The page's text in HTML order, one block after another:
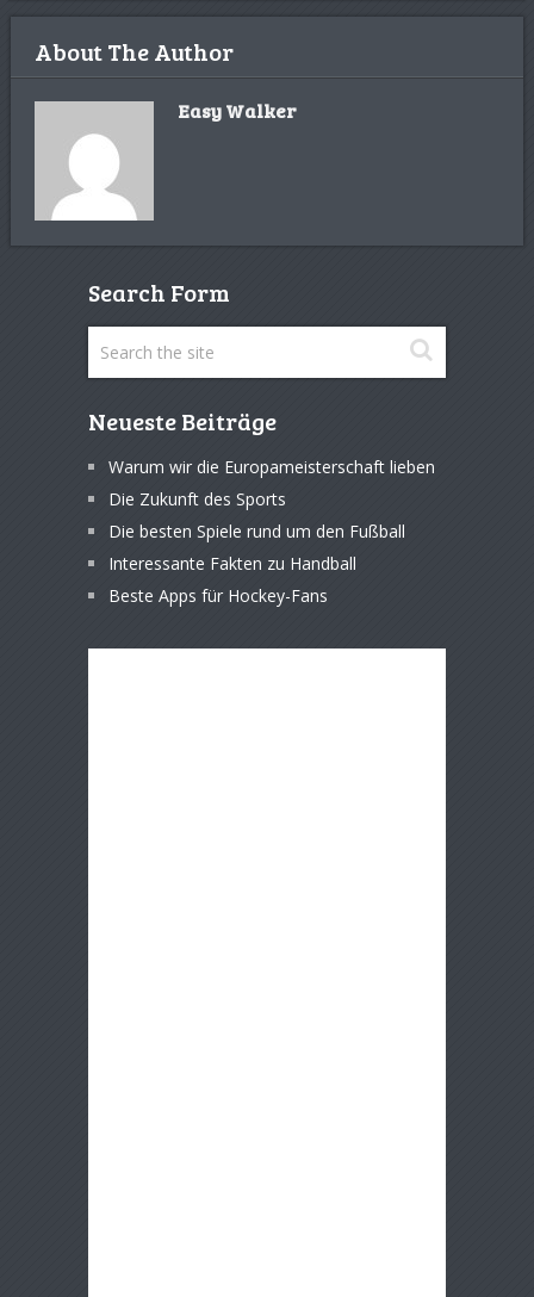
About The Author
Easy Walker
Search Form
Neueste Beiträge
Warum wir die Europameisterschaft lieben
Die Zukunft des Sports
Die besten Spiele rund um den Fußball
Interessante Fakten zu Handball
Beste Apps für Hockey-Fans